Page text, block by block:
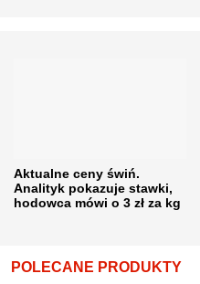
Aktualne ceny świń.
Analityk pokazuje stawki,
hodowca mówi o 3 zł za kg
POLECANE PRODUKTY